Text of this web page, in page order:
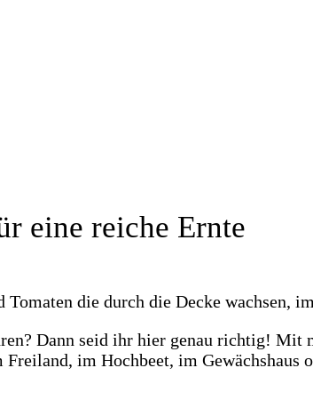
eine reiche Ernte
Dann seid ihr hier genau richtig! Mit
im Hochbeet, im Gewächshaus